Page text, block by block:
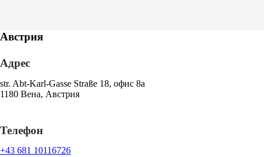
Австрия
Адрес
str. Abt-Karl-Gasse Straße 18, офис 8a
1180 Вена, Австрия
Телефон
+43 681 10116726